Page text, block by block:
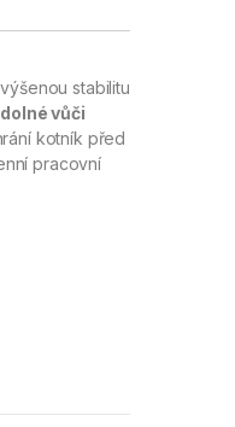
stabilitu
vůči
kotník před
pracovní